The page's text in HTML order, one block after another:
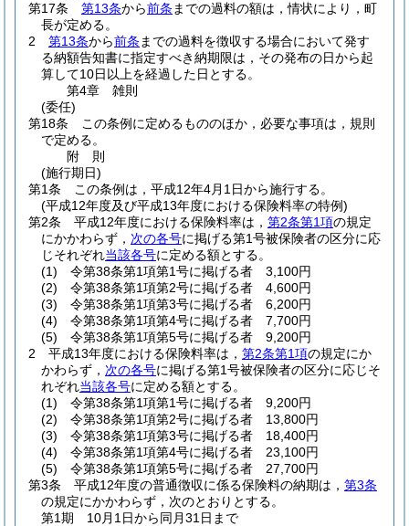
第17条
第13条から前条 までの過料の額は，情状により，町
長が定める。
2
第13条から前条 までの過料を徴収する場合において発す
る納額告知書に指定すべき納期限は，その発布の日から起
算して10日以上を経過した日とする。
第4章
雑則
(委任)
第18条
この条例に定めるもののほか，必要な事項は，規則
で定める。
附 則
(施行期日)
第1条
この条例は，平成12年4月1日から施行する。
(平成12年度及び平成13年度における保険料率の特例)
第2条
平成12年度における保険料率は， 第2条第1項の規定
にかかわらず， 次の各号に掲げる第1号被保険者の区分に応
じそれぞれ当該各号に定める額とする。
(1)
令第38条第1項第1号に掲げる者 3,100円
(2)
令第38条第1項第2号に掲げる者 4,600円
(3)
令第38条第1項第3号に掲げる者 6,200円
(4)
令第38条第1項第4号に掲げる者 7,700円
(5)
令第38条第1項第5号に掲げる者 9,200円
2
平成13年度における保険料率は， 第2条第1項の規定にか
かわらず， 次の各号に掲げる第1号被保険者の区分に応じそ
れぞれ当該各号に定める額とする。
(1)
令第38条第1項第1号に掲げる者 9,200円
(2)
令第38条第1項第2号に掲げる者 13,800円
(3)
令第38条第1項第3号に掲げる者 18,400円
(4)
令第38条第1項第4号に掲げる者 23,100円
(5)
令第38条第1項第5号に掲げる者 27,700円
第3条
平成12年度の普通徴収に係る保険料の納期は， 第3条
の規定にかかわらず，次のとおりとする。
第1期 10月1日から同月31日まで